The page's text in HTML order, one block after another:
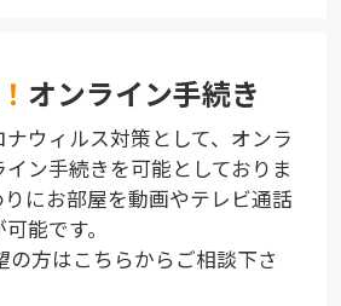
オンライン手続き
ウィルス対策として、オンラ
ン手続きを可能としておりま
にお部屋を動画やテレビ通話
能です。
の方はこちらからご相談下さ